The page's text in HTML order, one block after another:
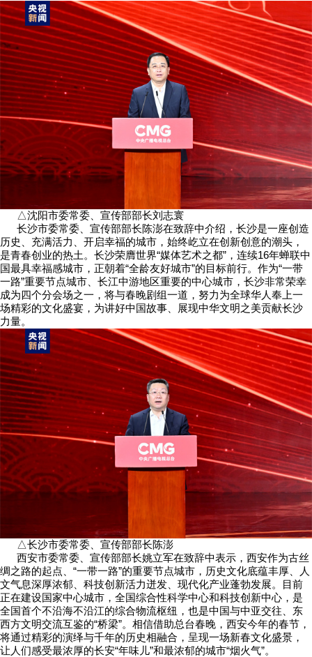
△沈阳市委常委、宣传部部长刘志寰
长沙市委常委、宣传部部长陈澎在致辞中介绍，长沙是一座创造
历史、充满活力、开启幸福的城市，始终屹立在创新创意的潮头，
是青春创业的热土。长沙荣膺世界“媒体艺术之都”，连续16年蝉联中
国最具幸福感城市，正朝着“全龄友好城市”的目标前行。作为“一带
一路”重要节点城市、长江中游地区重要的中心城市，长沙非常荣幸
成为四个分会场之一，将与春晚剧组一道，努力为全球华人奉上一
场精彩的文化盛宴，为讲好中国故事、展现中华文明之美贡献长沙
力量。
△长沙市委常委、宣传部部长陈澎
西安市委常委、宣传部部长姚立军在致辞中表示，西安作为古丝
绸之路的起点、“一带一路”的重要节点城市，历史文化底蕴丰厚、人
文气息深厚浓郁、科技创新活力迸发、现代化产业蓬勃发展。目前
正在建设国家中心城市，全国综合性科学中心和科技创新中心，是
全国首个不沿海不沿江的综合物流枢纽，也是中国与中亚交往、东
西方文明交流互鉴的“桥梁”。相信借助总台春晚，西安今年的春节，
将通过精彩的演绎与千年的历史相融合，呈现一场新春文化盛景，
让人们感受最浓厚的长安“年味儿”和最浓郁的城市“烟火气”。